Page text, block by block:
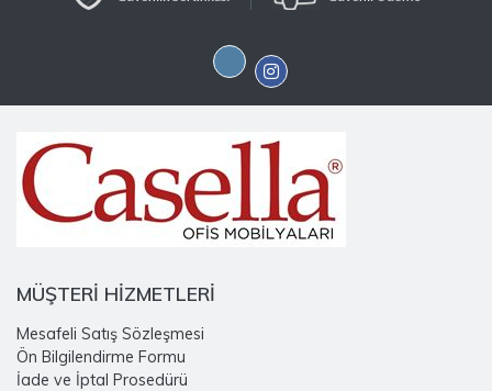
MÜŞTERİ HİZMETLERİ
Mesafeli Satış Sözleşmesi
Ön Bilgilendirme Formu
İade ve İptal Prosedürü